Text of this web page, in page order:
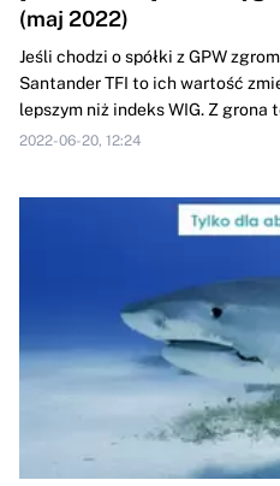
(maj 2022)
Jeśli chodzi o spółki z GPW
Santander TFI to ich wartość
lepszym niż indeks WIG. Z grona
2022-06-20, 12:24